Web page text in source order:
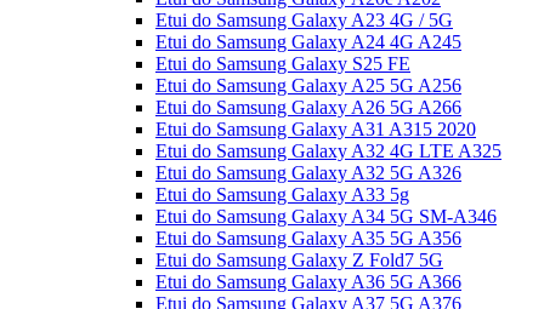
Etui do Samsung Galaxy A23 4G / 5G
Etui do Samsung Galaxy A24 4G A245
Etui do Samsung Galaxy S25 FE
Etui do Samsung Galaxy A25 5G A256
Etui do Samsung Galaxy A26 5G A266
Etui do Samsung Galaxy A31 A315 2020
Etui do Samsung Galaxy A32 4G LTE A325
Etui do Samsung Galaxy A32 5G A326
Etui do Samsung Galaxy A33 5g
Etui do Samsung Galaxy A34 5G SM-A346
Etui do Samsung Galaxy A35 5G A356
Etui do Samsung Galaxy Z Fold7 5G
Etui do Samsung Galaxy A36 5G A366
Etui do Samsung Galaxy A37 5G A376